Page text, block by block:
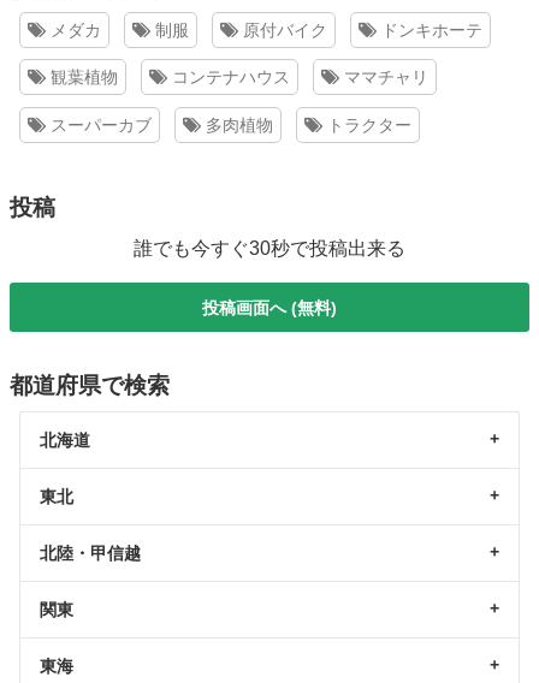
メダカ 制服 原付バイク ドンキホーテ
観葉植物 コンテナハウス ママチャリ
スーパーカブ 多肉植物 トラクター
投稿
誰でも今すぐ30秒で投稿出来る
投稿画面へ (無料)
都道府県で検索
北海道
東北
北陸・甲信越
関東
東海